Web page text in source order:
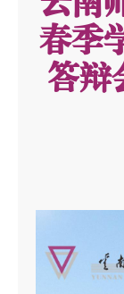
春季
答辩